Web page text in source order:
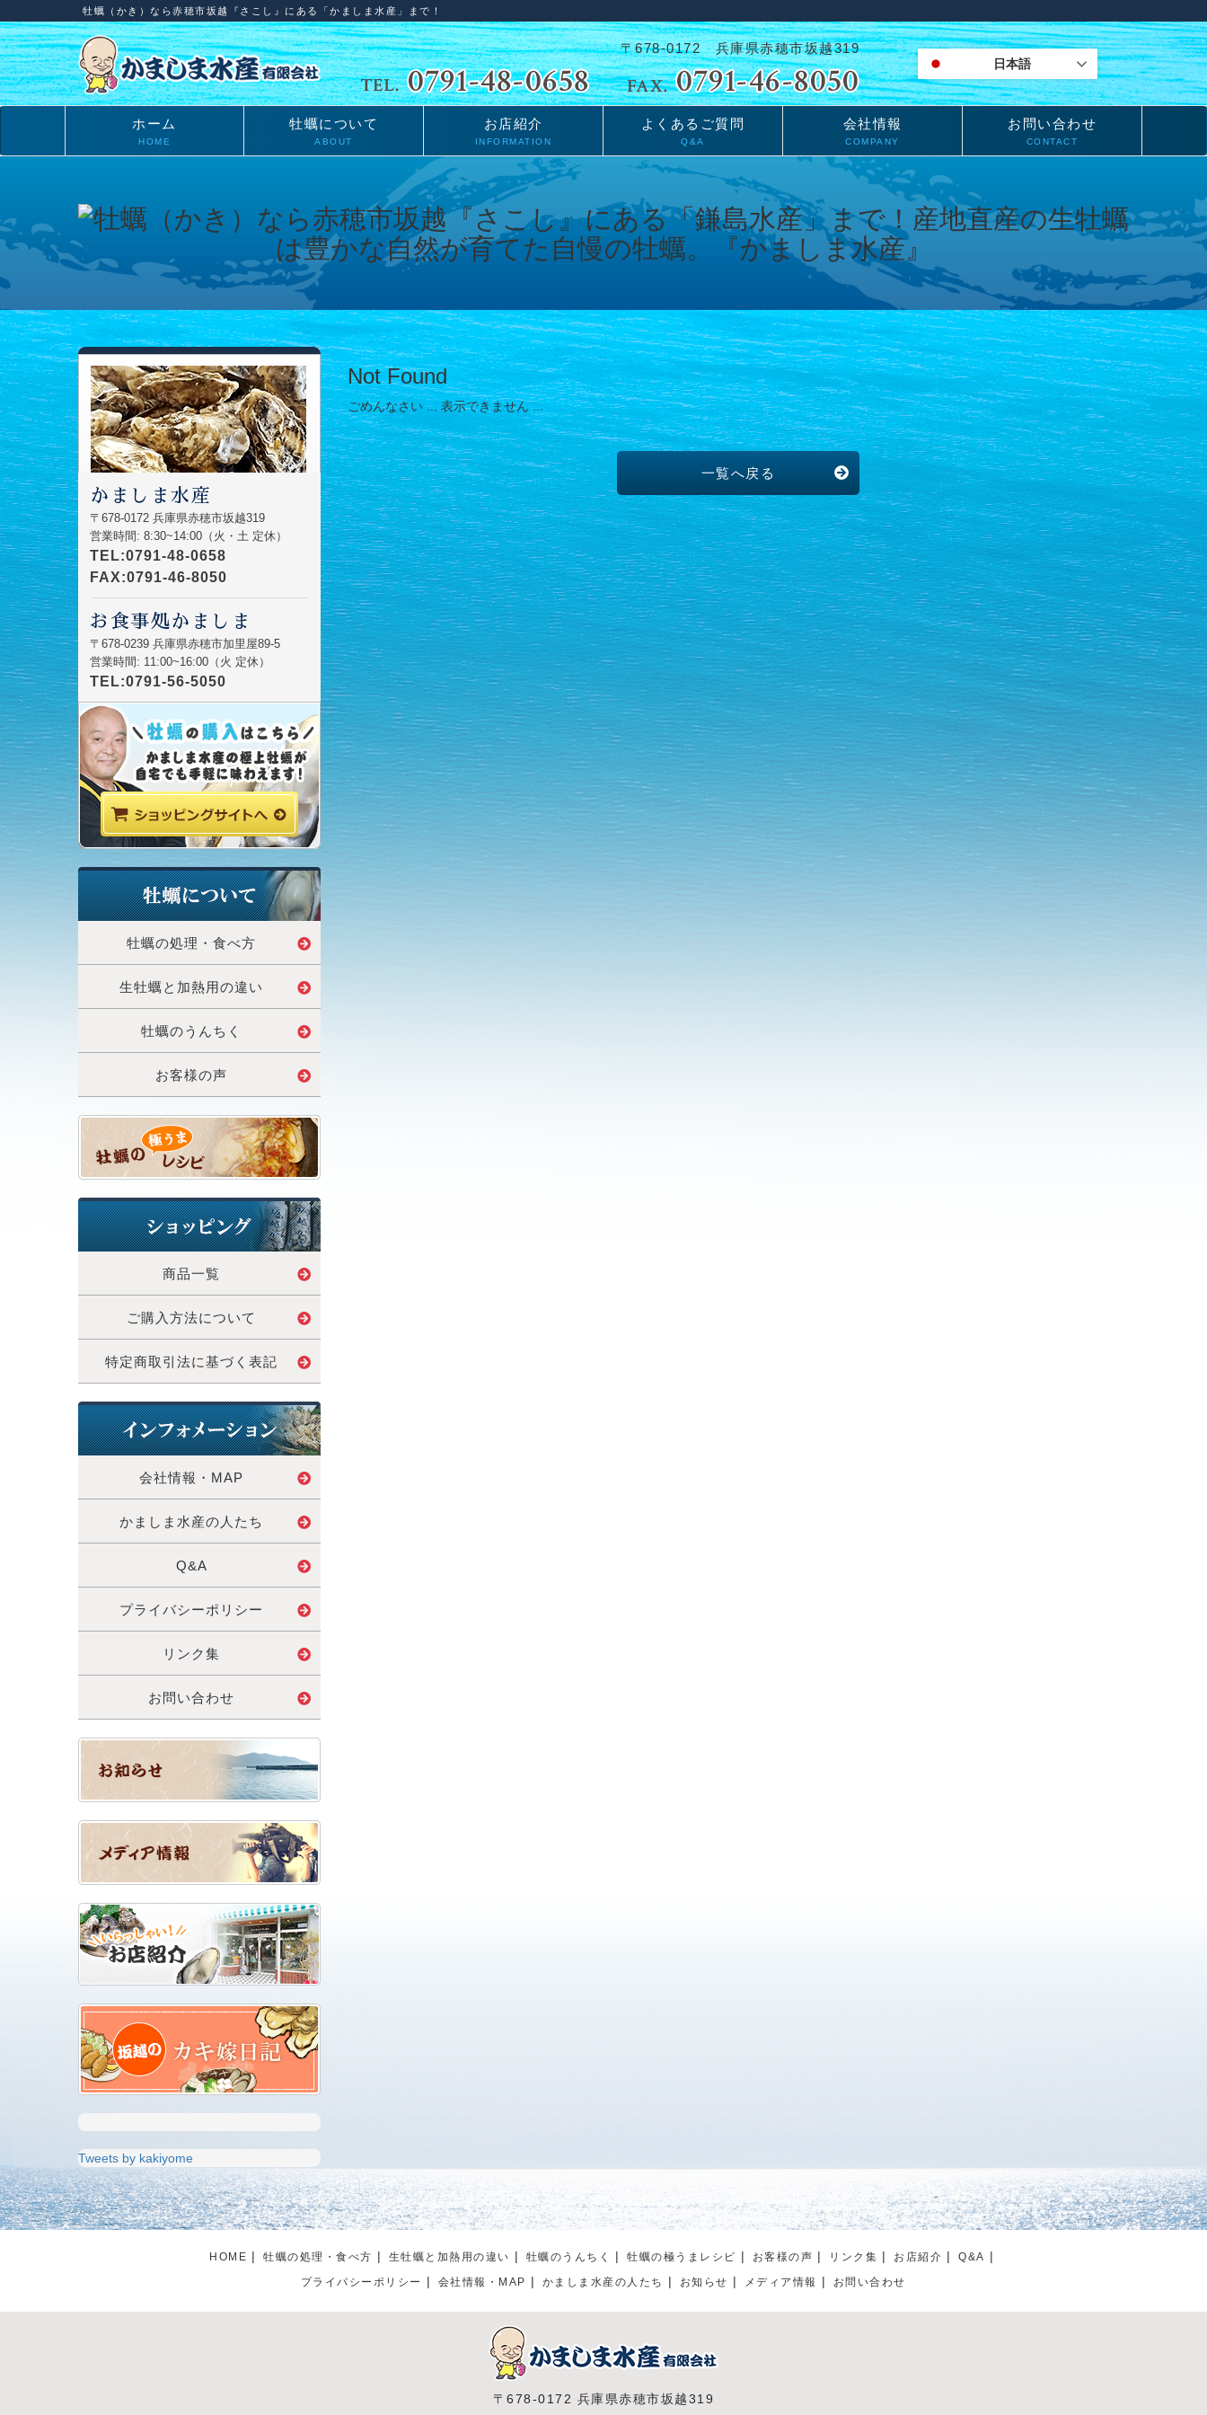
牡蠣（かき）なら赤穂市坂越『さこし』にある「かましま水産」まで！
〒678-0172 兵庫県赤穂市坂越319
日本語
ホーム
HOME
牡蠣について
ABOUT
お店紹介
INFORMATION
よくあるご質問
Q&A
会社情報
COMPANY
お問い合わせ
CONTACT
Not Found
ごめんなさい ... 表示できません ...
一覧へ戻る
かましま水産
〒678-0172 兵庫県赤穂市坂越319
営業時間: 8:30~14:00（火・土 定休）
TEL:0791-48-0658
FAX:0791-46-8050
お食事処かましま
〒678-0239 兵庫県赤穂市加里屋89-5
営業時間: 11:00~16:00（火 定休）
TEL:0791-56-5050
牡蠣の処理・食べ方
生牡蠣と加熱用の違い
牡蠣のうんちく
お客様の声
商品一覧
ご購入方法について
特定商取引法に基づく表記
会社情報・MAP
かましま水産の人たち
Q&A
プライバシーポリシー
リンク集
お問い合わせ
Tweets by kakiyome
HOME 牡蠣の処理・食べ方 生牡蠣と加熱用の違い 牡蠣のうんちく 牡蠣の極うまレシピ お客様の声 リンク集 お店紹介
Q&A
プライパシーポリシー
会社情報・MAP かましま水産の人たち お知らせ メディア情報 お問い合わせ
〒678-0172 兵庫県赤穂市坂越319